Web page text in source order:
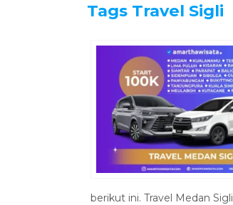
Tags Travel Sigli
berikut ini. Travel Medan